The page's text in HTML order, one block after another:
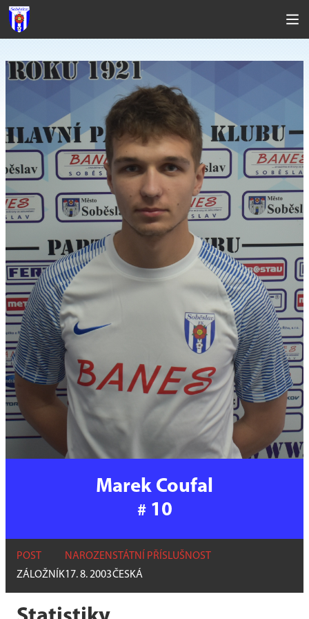
Marek Coufal
# 10
POST
ZÁLOŽNÍK
NAROZEN
17. 8. 2003
STÁTNÍ PŘÍSLUŠNOST
ČESKÁ